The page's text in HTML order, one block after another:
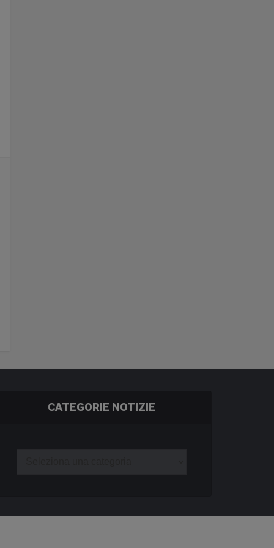
CATEGORIE NOTIZIE